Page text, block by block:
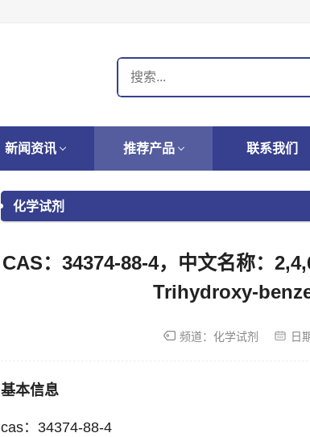
新闻资讯 推荐产品 联系我们
化学试剂
CAS：34374-88-4，中文名称：
Trihydroxy-
频道： 化学试剂 日
基本信息
cas：34374-88-4